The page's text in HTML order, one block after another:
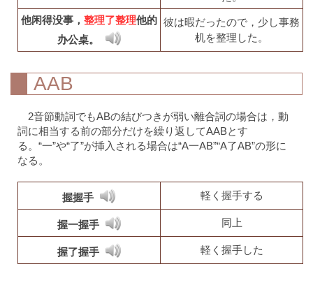
他闲得没事， 整理了整理他的
办公桌。
彼は暇だったので，少し事務
机を整理した。
AAB
2音節動詞でもABの結びつきが弱い離合詞の場合は，動
詞に相当する前の部分だけを繰り返してAABとす
る。“一”や“了”が挿入される場合は“A一AB”“A了AB”の形に
なる。
握握手 軽く握手する
握一握手 同上
握了握手 軽く握手した